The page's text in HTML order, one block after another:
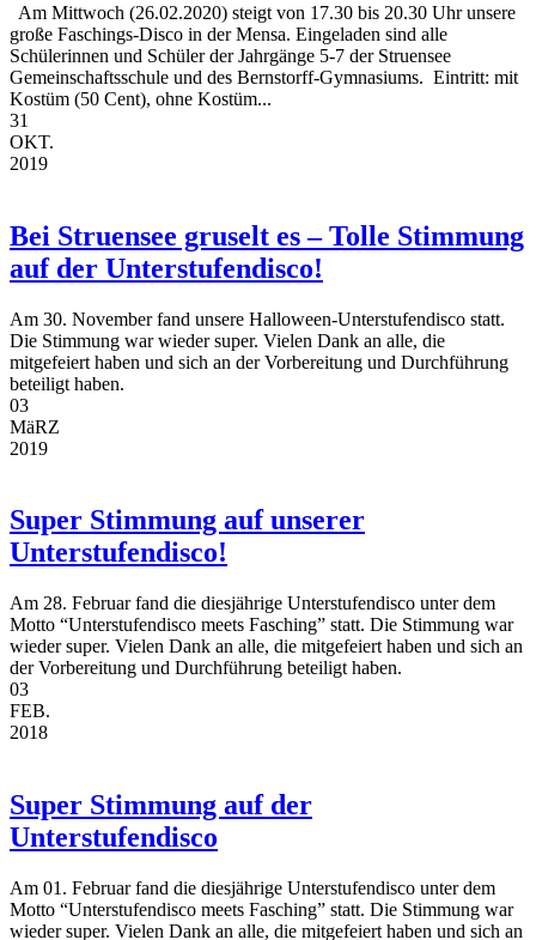
Am Mittwoch (26.02.2020) steigt von 17.30 bis 20.30 Uhr unsere
große Faschings-Disco in der Mensa. Eingeladen sind alle
Schülerinnen und Schüler der Jahrgänge 5-7 der Struensee
Gemeinschaftsschule und des Bernstorff-Gymnasiums. Eintritt: mit
Kostüm (50 Cent), ohne Kostüm...
31
OKT.
2019
Bei Struensee gruselt es – Tolle Stimmung
auf der Unterstufendisco!
Am 30. November fand unsere Halloween-Unterstufendisco statt.
Die Stimmung war wieder super. Vielen Dank an alle, die
mitgefeiert haben und sich an der Vorbereitung und Durchführung
beteiligt haben.
03
MäRZ
2019
Super Stimmung auf unserer
Unterstufendisco!
Am 28. Februar fand die diesjährige Unterstufendisco unter dem
Motto “Unterstufendisco meets Fasching” statt. Die Stimmung war
wieder super. Vielen Dank an alle, die mitgefeiert haben und sich an
der Vorbereitung und Durchführung beteiligt haben.
03
FEB.
2018
Super Stimmung auf der
Unterstufendisco
Am 01. Februar fand die diesjährige Unterstufendisco unter dem
Motto “Unterstufendisco meets Fasching” statt. Die Stimmung war
wieder super. Vielen Dank an alle, die mitgefeiert haben und sich an